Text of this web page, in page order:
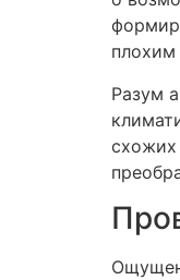
плохим
Разум
схожих